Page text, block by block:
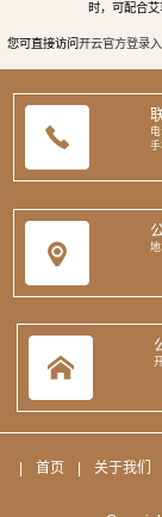
时，可配合
您可直接访问 开云官方登录
首页 关于我们